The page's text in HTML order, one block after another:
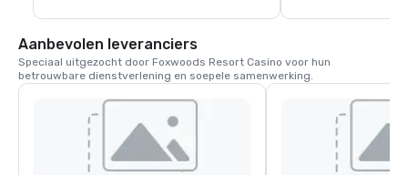
Aanbevolen leveranciers
Speciaal uitgezocht door Foxwoods Resort Casino voor hun
betrouwbare dienstverlening en soepele samenwerking.